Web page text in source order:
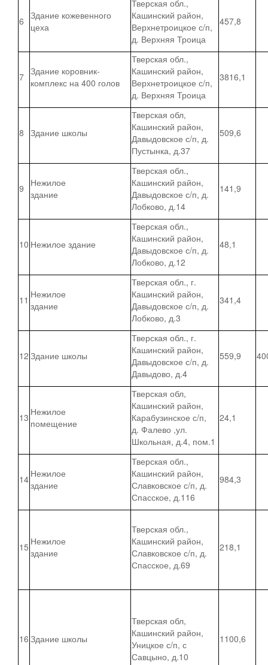
6 Здание кожевенного
цеха
Тверская обл.,
Кашинский район,
Верхнетроицкое с/п,
д. Верхняя Троица
457,8
7 Здание коровник-
комплекс на 400 голов
Тверская обл.,
Кашинский район,
Верхнетроицкое с/п,
д. Верхняя Троица
3816,1
8 Здание школы
Тверская обл,
Кашинский район,
Давыдовское с/п, д.
Пустынка, д.37
509,6
9
Нежилое
здание
Тверская обл.,
Кашинский район,
Давыдовское с/п, д.
Лобково, д.14
141,9
10 Нежилое здание
Тверская обл.,
Кашинский район,
Давыдовское с/п, д.
Лобково, д.12
48,1
11 Нежилое
здание
Тверская обл., г.
Кашинский район,
Давыдовское с/п, д.
Лобково, д.3
341,4
12 Здание школы
Тверская обл., г.
Кашинский район,
Давыдовское с/п, д.
Давыдово, д.4
559,9
13 Нежилое
помещение
Тверская обл,
Кашинский район,
Карабузинское с/п,
д. Фалево ,ул.
Школьная, д.4, пом.1
24,1
14 Нежилое
здание
Тверская обл.,
Кашинский район,
Славковское с/п, д.
Спасское, д.116
984,3
15 Нежилое
здание
Тверская обл.,
Кашинский район,
Славковское с/п, д.
Спасское, д.69
218,1
16 Здание школы
Тверская обл,
Кашинский район,
Уницкое с/п, с
Савцыно, д.10
1100,6